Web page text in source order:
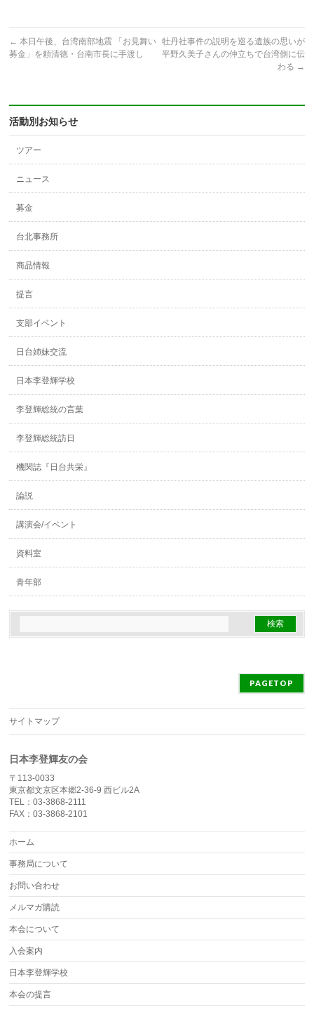
← 本日午後、台湾南部地震 「お見舞い
募金」を頼清徳・台南市長に手渡し
牡丹社事件の説明を巡る遺族の思いが
平野久美子さんの仲立ちで台湾側に伝
わる →
活動別お知らせ
ツアー
ニュース
募金
台北事務所
商品情報
提言
支部イベント
日台姉妹交流
日本李登輝学校
李登輝総統の言葉
李登輝総統訪日
機関誌『日台共栄』
論説
講演会/イベント
資料室
青年部
PAGETOP
サイトマップ
日本李登輝友の会
〒113-0033
東京都文京区本郷2-36-9 西ビル2A
TEL：03-3868-2111
FAX：03-3868-2101
ホーム
事務局について
お問い合わせ
メルマガ購読
本会について
入会案内
日本李登輝学校
本会の提言